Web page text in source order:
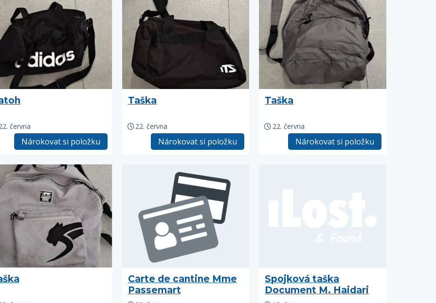
června
Nárokovat si položku
Taška
22. června
Nárokovat si položku
Taška
22. června
Nárokovat si položku
Carte de cantine Mme
Passemart
Spojková taška
Document M. Haidari